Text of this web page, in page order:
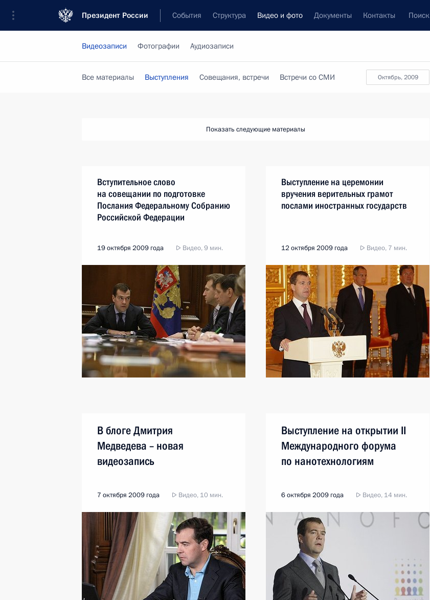
Президент России События Структура Видео и фото Документы Контакты Поиск
Видеозаписи Фотографии Аудиозаписи
октябрь, 2009
Все материалы Выступления Совещания, встречи Встречи со СМИ
Показать следующие материалы
Вступительное слово
на совещании по подготовке
Послания Федеральному Собранию
Российской Федерации
19 октября 2009 года Видео, 9 мин.
Выступление на церемонии
вручения верительных грамот
послами иностранных государств
12 октября 2009 года Видео, 7 мин.
В блоге Дмитрия
Медведева – новая
видеозапись
7 октября 2009 года Видео, 10 мин.
Выступление на открытии II
Международного форума
по нанотехнологиям
6 октября 2009 года Видео, 14 мин.